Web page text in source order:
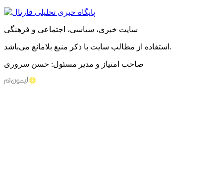
سایت خبری، سیاسی، اجتماعی و فرهنگی
استفاده از مطالب سایت با ذکر منبع بلامانع می‌باشد.
صاحب امتیاز و مدیر مسئول: حسن سروری